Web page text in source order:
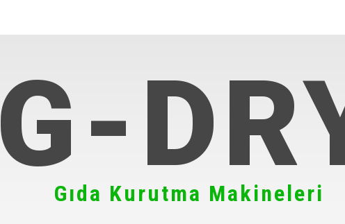
G-
Gıda Kurutma Makineleri